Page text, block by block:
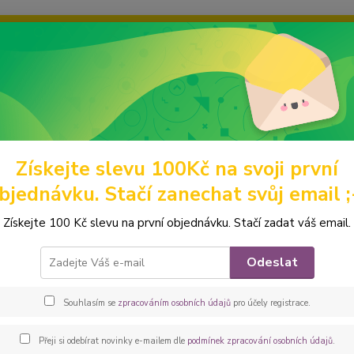
grafiku? Mám jich mnohem víc – napište mi a společně
Hledat
Domácí mazlíčci Obaly na očkovací průkazy z barevných látek
- obal na očkovák -
Získejte slevu 100Kč na svoji první
Stačí zanechat svůj email
Získejte 100 Kč slevu na první objednávku. Stačí zadat váš email.
Odeslat
Souhlasím se zpracováním osobních údajůpro účely registrace.
Přeji si odebírat novinky e-mailem dle podmínek zpracování osobních údajů.